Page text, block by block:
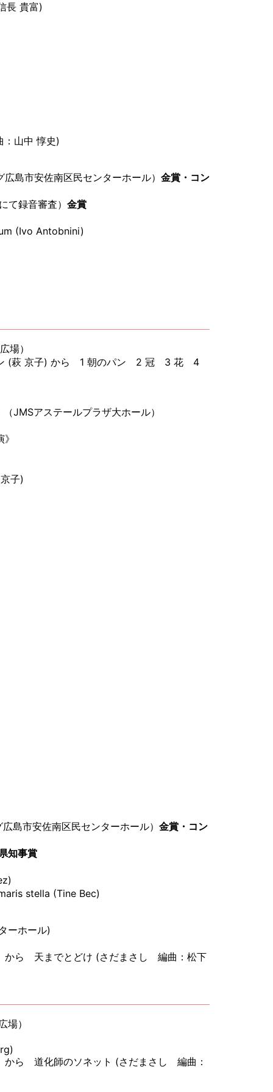
長 貴富)
山中 惇史)
島市安佐南区民センターホール） 金賞・コン
録音審査） 金賞
(Ivo Antobnini)
場）
ン (萩 京子) から 1 朝のパン 2 冠 3 花 4
JMSアステールプラザ大ホール）
子)
島市安佐南区民センターホール） 金賞・コン
知事賞
stella (Tine Bec)
ーホール)
から 天までとどけ (さだまさし 編曲：松下
）
から 道化師のソネット (さだまさし 編曲：